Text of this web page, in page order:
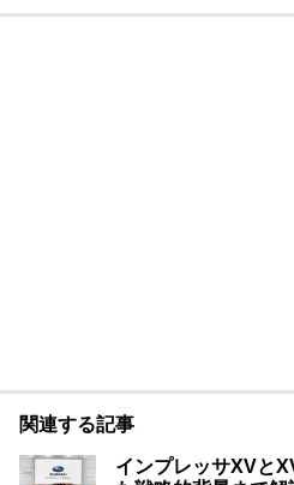
関連する記事
インプレッサXVと